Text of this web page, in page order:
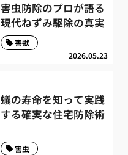
害虫防除のプロが語る
現代ねずみ駆除の真実
2026.05.23
害獣
蟻の寿命を知って実践
する確実な住宅防除術
害虫